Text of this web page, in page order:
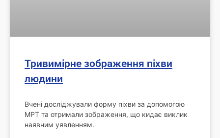
Тривимірне зображення піхви
людини
Вчені досліджували форму піхви за допомогою
МРТ та отримали зображення, що кидає виклик
наявним уявленням.